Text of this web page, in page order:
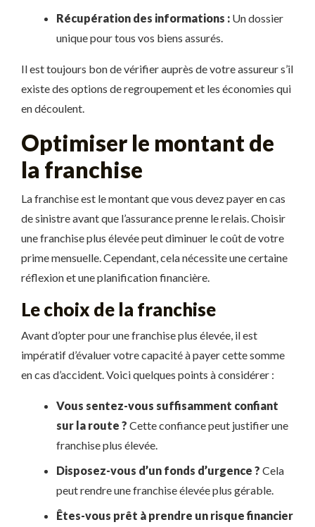
Récupération des informations :Un dossier
unique pour tous vos biens assurés.
Il est toujours bon de vérifier auprès de votre assureur s’il
existe des options de regroupement et les économies qui
en découlent.
Optimiser le montant de
la franchise
La franchise est le montant que vous devez payer en cas
de sinistre avant que l’assurance prenne le relais. Choisir
une franchise plus élevée peut diminuer le coût de votre
prime mensuelle. Cependant, cela nécessite une certaine
réflexion et une planification financière.
Le choix de la franchise
Avant d’opter pour une franchise plus élevée, il est
impératif d’évaluer votre capacité à payer cette somme
en cas d’accident. Voici quelques points à considérer :
Vous sentez-vous suffisamment confiant
sur la route ? Cette confiance peut justifier une
franchise plus élevée.
Disposez-vous d’un fonds d’urgence ? Cela
peut rendre une franchise élevée plus gérable.
Êtes-vous prêt à prendre un risque financier